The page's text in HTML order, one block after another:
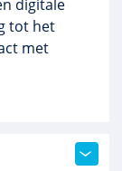
digitale
tot het
met